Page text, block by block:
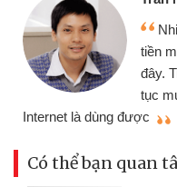
đến
đã
Có thể bạn quan